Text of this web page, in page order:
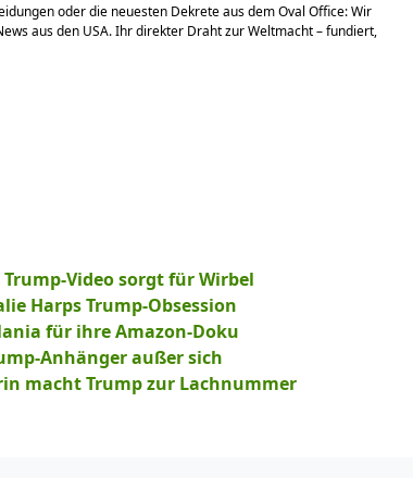
oder die neuesten Dekrete aus dem Oval Office: Wir
aus den USA. Ihr direkter Draht zur Weltmacht – fundiert,
Video sorgt für Wirbel
Harps Trump-Obsession
für ihre Amazon-Doku
Anhänger außer sich
macht Trump zur Lachnummer